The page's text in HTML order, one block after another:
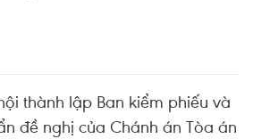
thành lập Ban kiểm phiếu và
đề nghị của Chánh án Tòa án